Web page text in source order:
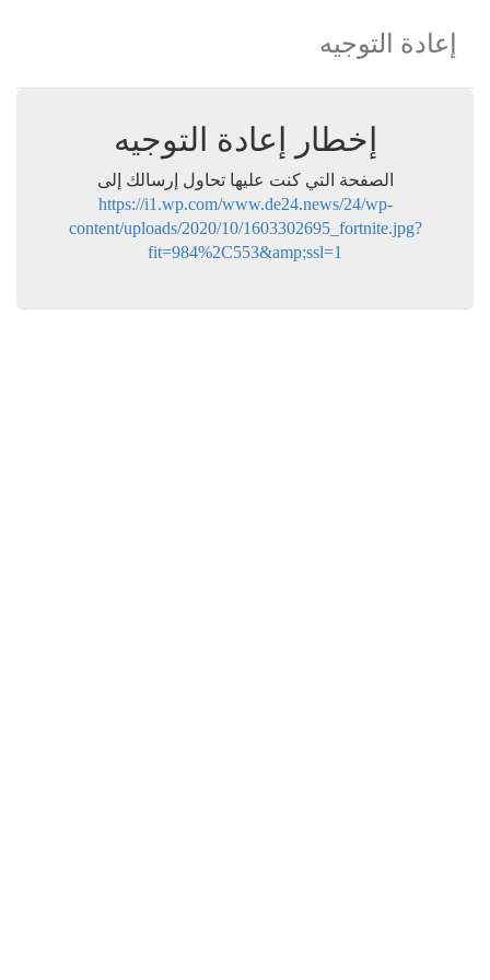
إعادة التوجيه
إخطار إعادة التوجيه
الصفحة التي كنت عليها تحاول إرسالك إلى
https://i1.wp.com/www.de24.news/24/wp-
content/uploads/2020/10/1603302695_fortnite.jpg?
fit=984%2C553&amp;ssl=1